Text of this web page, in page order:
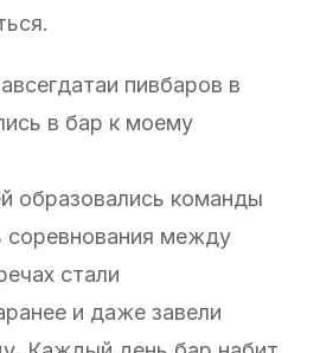
пивбаров в
в бар к моему
образовались команды
соревнования между
стали
и даже завели